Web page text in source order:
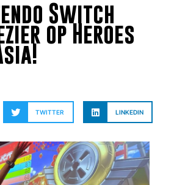
Switch
op Heroes
TWITTER LINKEDIN